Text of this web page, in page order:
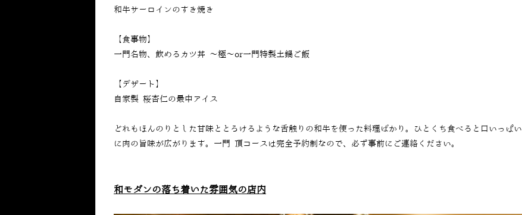
和牛サーロインのすき焼き
【食事物】
一門名物、飲めるカツ丼 〜極〜or一門特製土鍋ご飯
【デザート】
自家製 桜杏仁の最中アイス
どれもほんのりとした甘味ととろけるような舌触りの和牛を使った料理ばかり。ひとくち食べると口いっぱい
に肉の旨味が広がります。一門 頂コースは完全予約制なので、必ず事前にご連絡ください。
和モダンの落ち着いた雰囲気の店内